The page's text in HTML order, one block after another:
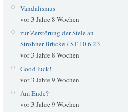
Vandalismus
vor 3 Jahre 8 Wochen
zur Zerstörung der Stele an
Strohner Brücke / ST 10.6.23
vor 3 Jahre 8 Wochen
Good luck!
vor 3 Jahre 9 Wochen
Am Ende?
vor 3 Jahre 9 Wochen